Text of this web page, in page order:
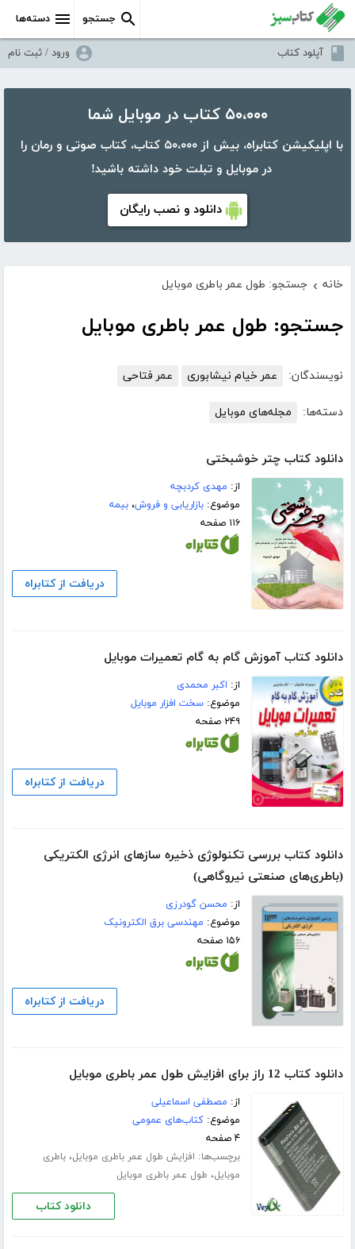
دسته‌ها جستجو
آپلود کتاب ورود / ثبت نام
۵۰،۰۰۰ کتاب در موبایل شما
با اپلیکیشن کتابراه، بیش از ۵۰،۰۰۰ کتاب، کتاب صوتی و رمان را
در موبایل و تبلت خود داشته باشید!
دانلود و نصب رایگان
خانه › جستجو: طول عمر باطری موبایل
جستجو: طول عمر باطری موبایل
نویسندگان: عمر خیام نیشابوری عمر فتاحی
دسته‌ها: مجله‌های موبایل
دانلود کتاب چتر خوشبختی
از: مهدی کردبچه
موضوع:بازاریابی و فروش،بیمه
۱۱۶ صفحه
دریافت از کتابراه
دانلود کتاب آموزش گام به گام تعمیرات موبایل
از: اکبر محمدی
موضوع:سخت افزار موبایل
۲۴۹ صفحه
دریافت از کتابراه
دانلود کتاب بررسی تکنولوژی ذخیره سازهای انرژی الکتریکی
(باطری‌های صنعتی نیروگاهی)
از: محسن گودرزی
موضوع: مهندسی برق الکترونیک
۱۵۶ صفحه
دریافت از کتابراه
دانلود کتاب 12 راز برای افزایش طول عمر باطری موبایل
از: مصطفی اسماعیلی
موضوع:کتاب‌های عمومی
۴ صفحه
برچسب‌ها: افزایش طول عمر باطری موبایل،باطری
موبایل، طول عمر باطری موبایل
دانلود کتاب